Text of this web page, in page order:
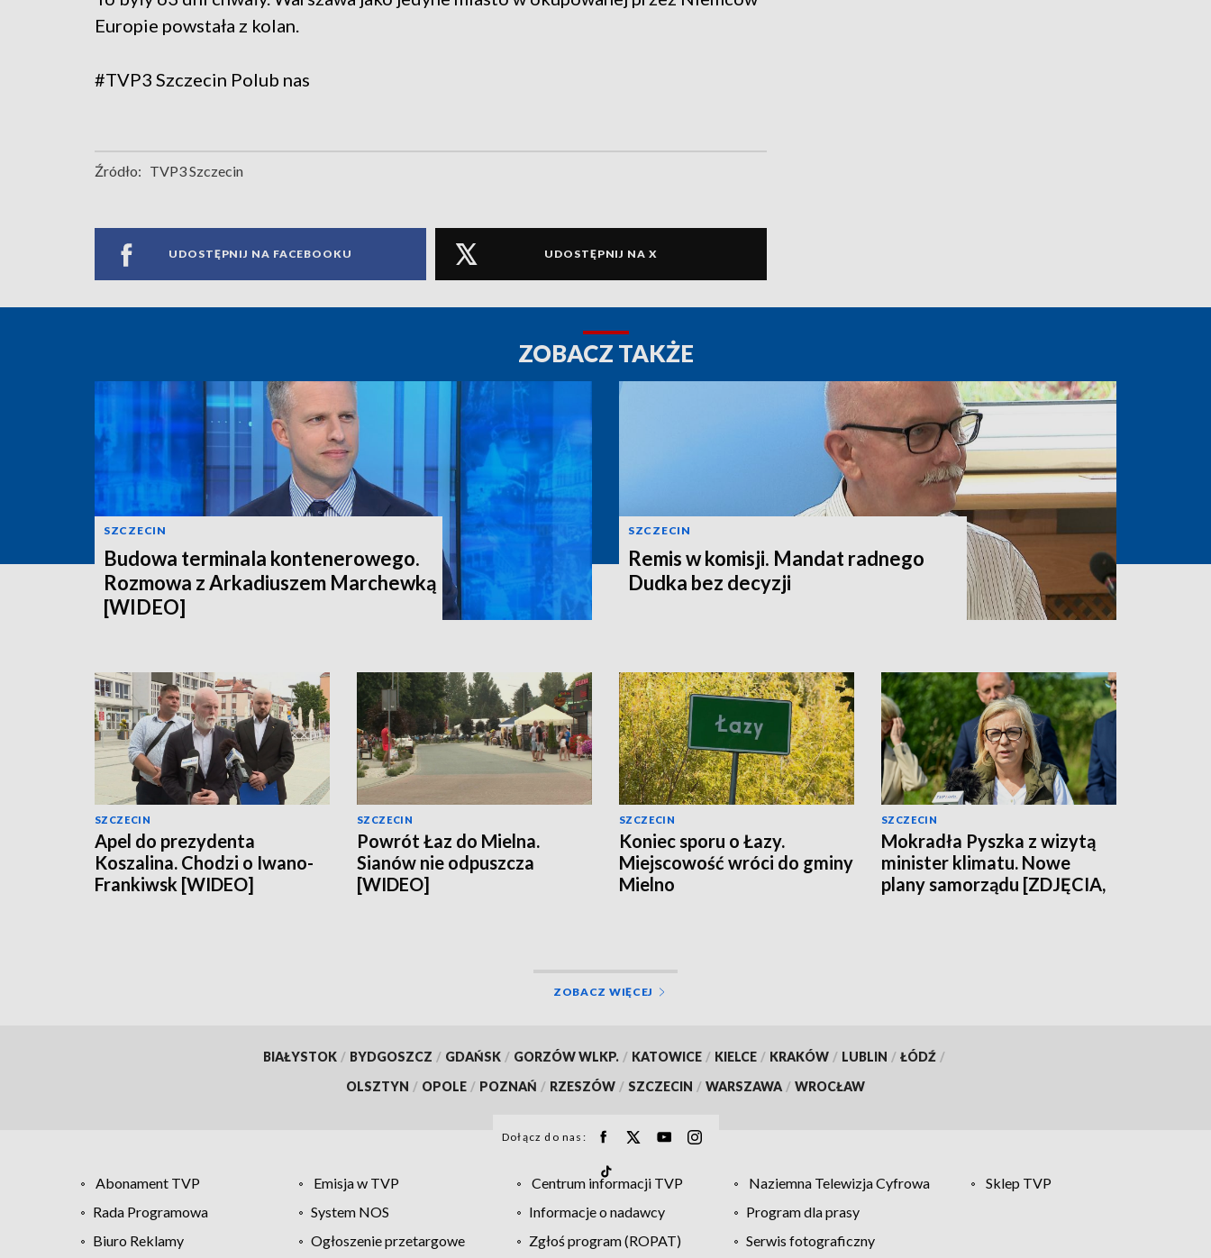
Europie powstała z kolan.
#TVP3 Szczecin Polub nas
Źródło: TVP3 Szczecin
UDOSTĘPNIJ NA FACEBOOKU UDOSTĘPNIJ NA X
ZOBACZ TAKŻE
SZCZECIN
Budowa terminala kontenerowego.
Rozmowa z Arkadiuszem Marchewką
[WIDEO]
SZCZECIN
Remis w komisji. Mandat radnego
Dudka bez decyzji
SZCZECIN
Apel do prezydenta
Koszalina. Chodzi o Iwano-
Frankiwsk [WIDEO]
SZCZECIN
Powrót Łaz do Mielna.
Sianów nie odpuszcza
[WIDEO]
SZCZECIN
Koniec sporu o Łazy.
Miejscowość wróci do gminy
Mielno
SZCZECIN
Mokradła Pyszka z wizytą
minister klimatu. Nowe
plany samorządu [ZDJĘCIA,
ZOBACZ WIĘCEJ
BIAŁYSTOK / BYDGOSZCZ / GDAŃSK / GORZÓW WLKP. / KATOWICE / KIELCE / KRAKÓW / LUBLIN / ŁÓDŹ /
OLSZTYN / OPOLE / POZNAŃ / RZESZÓW / SZCZECIN / WARSZAWA / WROCŁAW
Dołącz do nas:
Abonament TVP Emisja w TVP Centrum informacji TVP Naziemna Telewizja Cyfrowa
Sklep TVP
Rada Programowa
System NOS Informacje o nadawcy
Program dla prasy
Biuro Reklamy
Ogłoszenie przetargowe Zgłoś program (ROPAT) Serwis fotograficzny